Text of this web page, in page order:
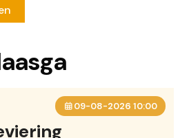
09-08-2026 10:00